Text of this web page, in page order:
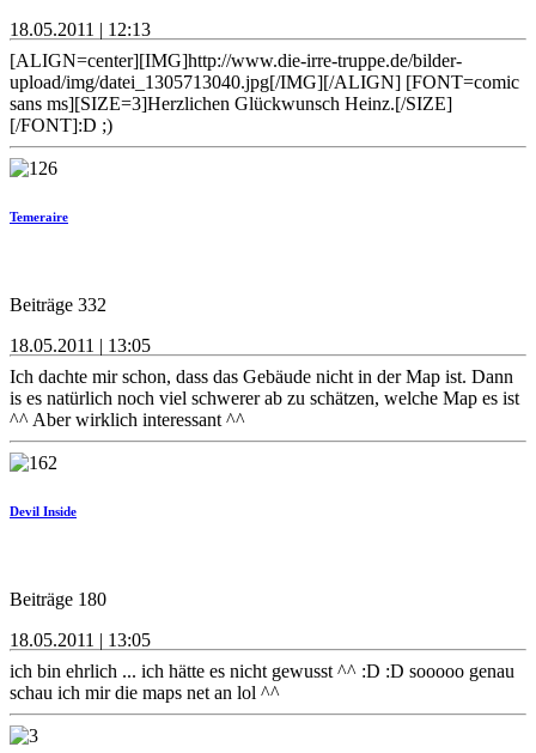
18.05.2011 | 12:13
[ALIGN=center][IMG]http://www.die-irre-truppe.de/bilder-
upload/img/datei_1305713040.jpg[/IMG][/ALIGN] [FONT=comic
sans ms][SIZE=3]Herzlichen Glückwunsch Heinz.[/SIZE]
[/FONT]:D ;)
Temeraire
Beiträge 332
18.05.2011 | 13:05
Ich dachte mir schon, dass das Gebäude nicht in der Map ist. Dann
is es natürlich noch viel schwerer ab zu schätzen, welche Map es ist
^^ Aber wirklich interessant ^^
Devil Inside
Beiträge 180
18.05.2011 | 13:05
ich bin ehrlich ... ich hätte es nicht gewusst ^^ :D :D sooooo genau
schau ich mir die maps net an lol ^^